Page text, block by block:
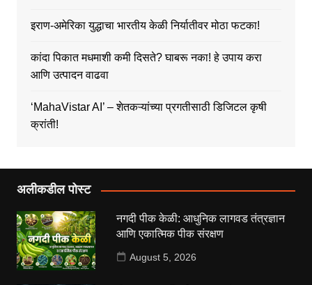
इराण-अमेरिका युद्धाचा भारतीय केळी निर्यातीवर मोठा फटका!
कांदा पिकात मधमाशी कमी दिसते? घाबरू नका! हे उपाय करा
आणि उत्पादन वाढवा
‘MahaVistar AI’ – शेतकऱ्यांच्या प्रगतीसाठी डिजिटल कृषी
क्रांती!
अलीकडील पोस्ट
नगदी पीक केळी: आधुनिक लागवड तंत्रज्ञान
आणि एकात्मिक पीक संरक्षण
August 5, 2026